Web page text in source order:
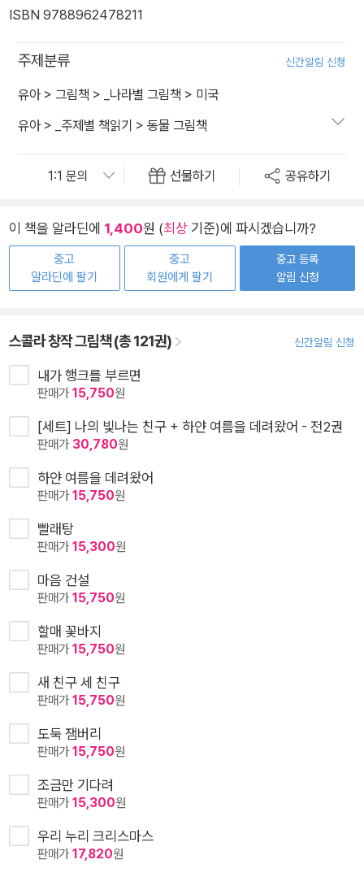
ISBN 9788962478211
주제분류 신간알림 신청
유아> 그림책 > _나라별 그림책 > 미국
유아> _주제별 책읽기 > 동물 그림책
선물하기 공유하기
이 책을 알라딘에 1,400원 (최상 기준)에 파시겠습니까?
중고
알라딘에 팔기
중고
회원에게 팔기
중고 등록
알림 신청
스콜라 창작 그림책 (총 121권) 신간알림 신청
내가 행크를 부르면
판매가15,750원
[세트] 나의 빛나는 친구 + 하얀 여름을 데려왔어 - 전2권
판매가 30,780원
하얀 여름을 데려왔어
판매가15,750원
빨래탕
판매가15,300원
마음 건설
판매가15,750원
할매 꽃바지
판매가15,750원
새 친구 세 친구
판매가15,750원
도둑 잼버리
판매가15,750원
조금만 기다려
판매가15,300원
우리 누리 크리스마스
판매가17,820원